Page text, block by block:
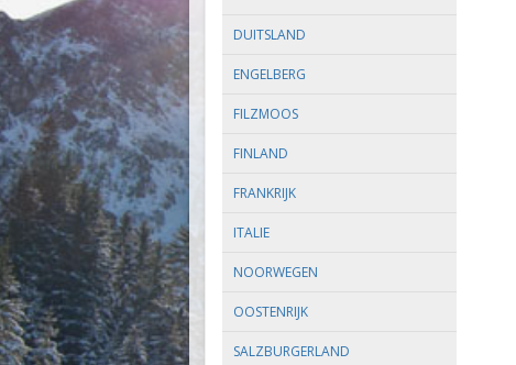
DUITSLAND
ENGELBERG
FILZMOOS
FINLAND
FRANKRIJK
ITALIE
NOORWEGEN
OOSTENRIJK
SALZBURGERLAND